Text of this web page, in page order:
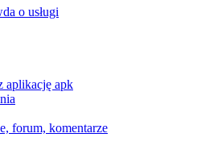
o usługi
aplikację apk
forum, komentarze